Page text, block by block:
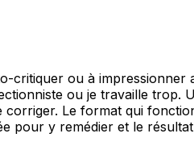
ou à impressionner
ou je travaille trop.
Le format qui
pour y remédier et le